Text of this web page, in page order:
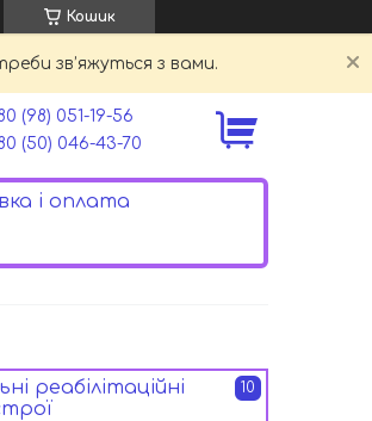
Кошик
зв’яжуться з вами.
(98) 051-19-56
(50) 046-43-70
і оплата
реабілітаційні
10